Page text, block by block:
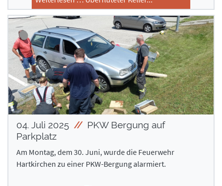
04. Juli 2025
PKW Bergung auf
Parkplatz
Am Montag, dem 30. Juni, wurde die Feuerwehr
Hartkirchen zu einer PKW-Bergung alarmiert.